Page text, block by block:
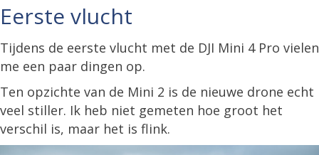
Eerste vlucht
Tijdens de eerste vlucht met de DJI Mini 4 Pro vielen
me een paar dingen op.
Ten opzichte van de Mini 2 is de nieuwe drone echt
veel stiller. Ik heb niet gemeten hoe groot het
verschil is, maar het is flink.